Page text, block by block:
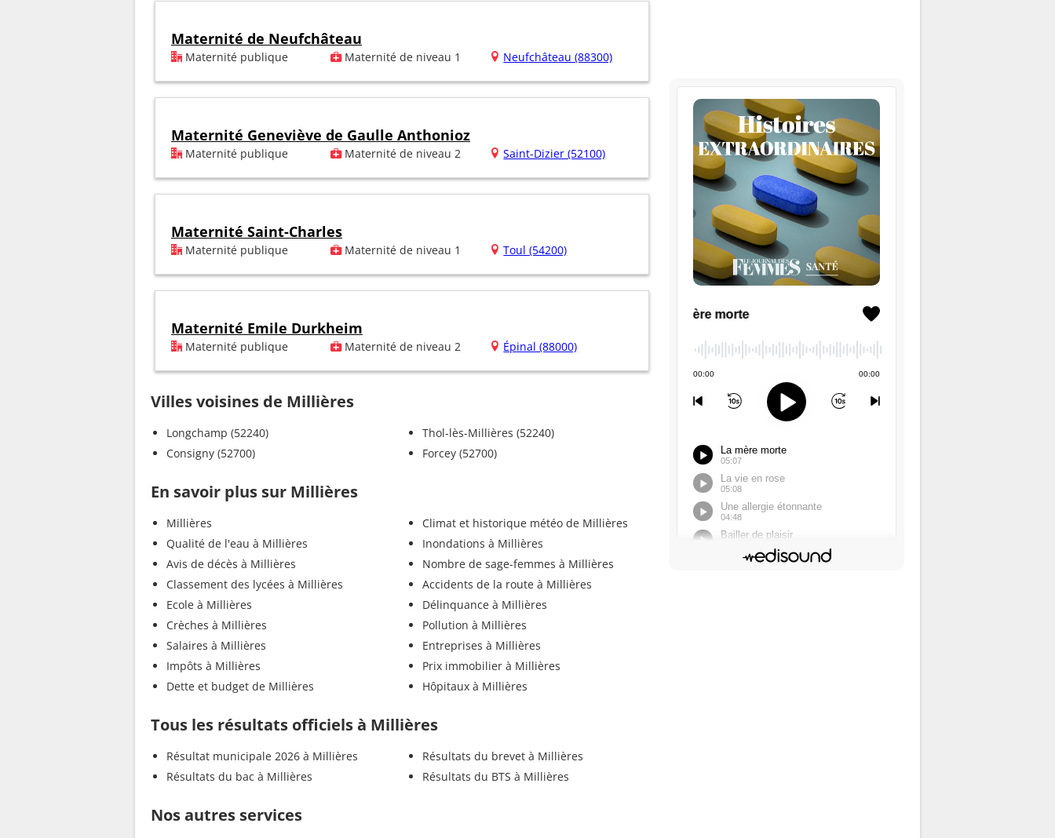
Maternité de Neufchâteau
Maternité publique Maternité de niveau 1 Neufchâteau (88300)
Maternité Geneviève de Gaulle Anthonioz
Maternité publique Maternité de niveau 2 Saint-Dizier (52100)
Maternité Saint-Charles
Maternité publique Maternité de niveau 1 Toul (54200)
Maternité Emile Durkheim
Maternité publique Maternité de niveau 2 Épinal (88000)
Villes voisines de Millières
Longchamp (52240)
Consigny (52700)
Thol-lès-Millières (52240)
Forcey (52700)
En savoir plus sur Millières
Millières
Qualité de l'eau à Millières
Avis de décès à Millières
Classement des lycées à Millières
Ecole à Millières
Crèches à Millières
Salaires à Millières
Impôts à Millières
Dette et budget de Millières
Climat et historique météo de Millières
Inondations à Millières
Nombre de sage-femmes à Millières
Accidents de la route à Millières
Délinquance à Millières
Pollution à Millières
Entreprises à Millières
Prix immobilier à Millières
Hôpitaux à Millières
Tous les résultats officiels à Millières
Résultat municipale 2026 à Millières
Résultats du bac à Millières
Résultats du brevet à Millières
Résultats du BTS à Millières
Nos autres services